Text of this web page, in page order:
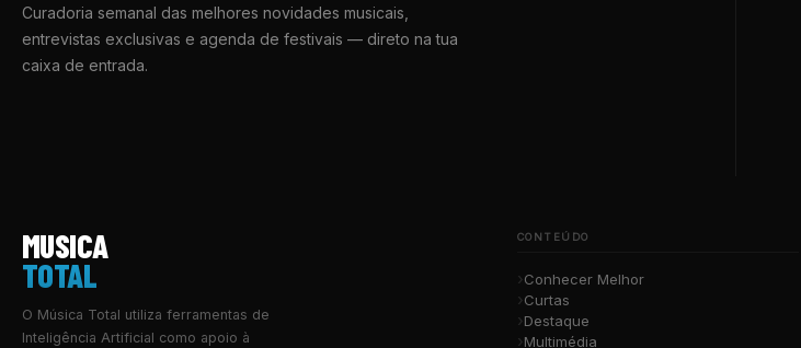
Curadoria semanal das melhores novidades musicais,
entrevistas exclusivas e agenda de festivais — direto na tua
caixa de entrada.
MUSICA
TOTAL
O Música Total utiliza ferramentas de
Inteligência Artificial como apoio à
CONTEÚDO
Conhecer Melhor
Curtas
Destaque
Multimédia